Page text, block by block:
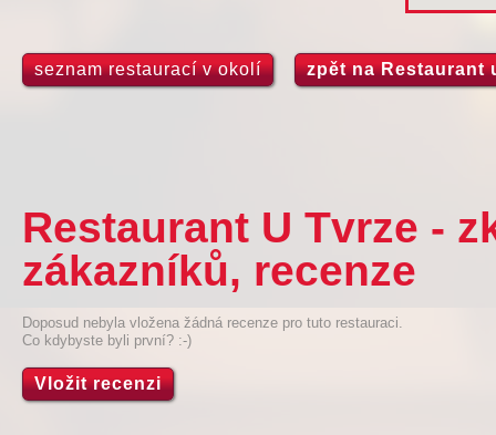
seznam restaurací v okolí zpět na Restaurant
Restaurant U Tvrze -
zákazníků, recenze
Doposud nebyla vložena žádná recenze pro tuto restauraci.
Co kdybyste byli první? :-)
Vložit recenzi